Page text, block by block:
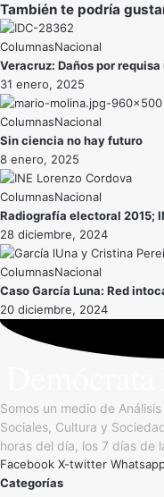
También te podría
Nacional
Veracruz: Daños por
31 enero, 2025
Nacional
Sin ciencia no hay futuro
8 enero, 2025
Nacional
Radiografía electoral 2015;
28 diciembre, 2024
Nacional
Caso García Luna: Red
20 diciembre, 2024
Somos un medio de
Sociales, Cultura y
horas del día, los 7 días de
Facebook X-twitter
Categorías